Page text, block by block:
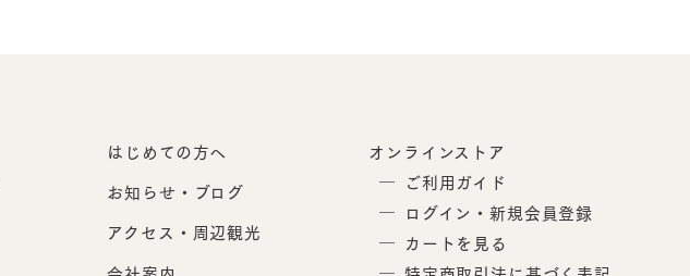
はじめての方へ
お知らせ・ブログ
アクセス・周辺観光
オンラインストア
ご利用ガイド
ログイン・新規会員登録
カートを見る